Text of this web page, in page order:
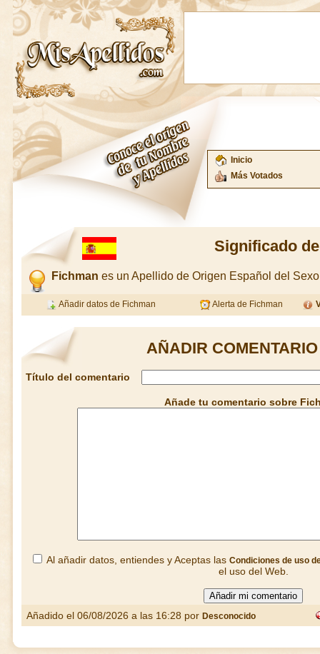
Inicio
Más Votados
Significado
Fichman es un Apellido de Origen Español del
Añadir datos de Fichman Alerta de Fichman
AÑADIR
Título del comentario
Añade tu comentario sobre
Al añadir datos, entiendes y Aceptas las Condiciones de uso
el uso del Web.
Añadido el 06/08/2026 a las 16:28 por Desconocido